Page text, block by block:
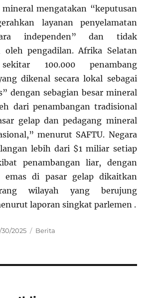
mineral mengatakan “keputusan
layanan penyelamatan
independen” dan tidak
oleh pengadilan. Afrika Selatan
100.000 penambang
dikenal secara lokal sebagai
dengan sebagian besar mineral
dari penambangan tradisional
gelap dan pedagang mineral
menurut SAFTU. Negara
lebih dari $1 miliar setiap
penambangan liar, dengan
emas di pasar gelap dikaitkan
wilayah yang berujung
laporan singkat parlemen .
30/2025 Categories
Berita